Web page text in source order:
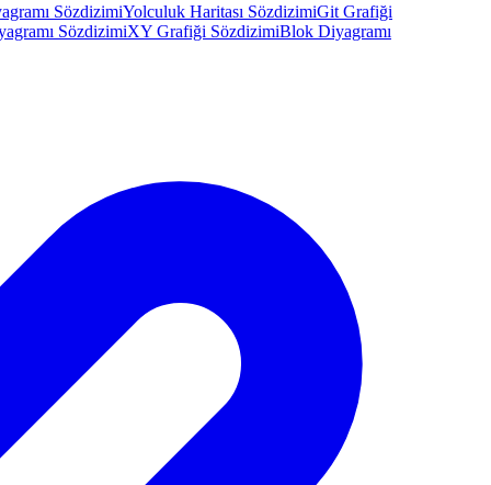
SözdizimiYolculuk Haritası SözdizimiGit Grafiği
SözdizimiXY Grafiği SözdizimiBlok Diyagramı